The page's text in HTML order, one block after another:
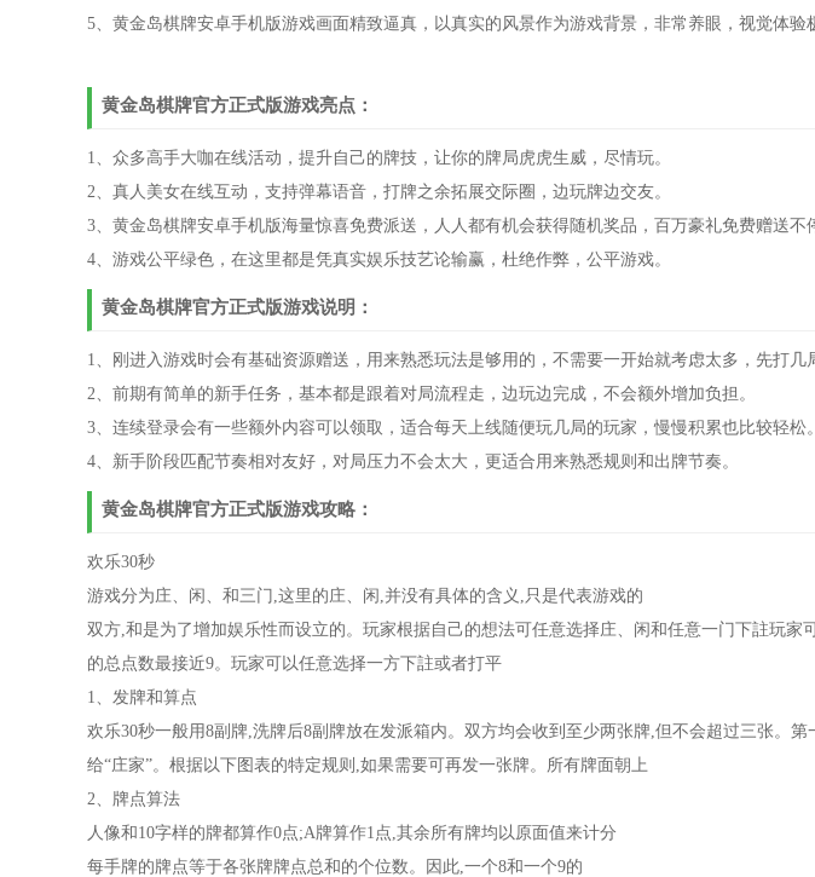
5、黄金岛棋牌安卓手机版游戏画面精致逼真，以真实的风景作为游戏背景，非常养眼，视觉体验
黄金岛棋牌官方正式版游戏亮点：
1、众多高手大咖在线活动，提升自己的牌技，让你的牌局虎虎生威，尽情玩。
2、真人美女在线互动，支持弹幕语音，打牌之余拓展交际圈，边玩牌边交友。
3、黄金岛棋牌安卓手机版海量惊喜免费派送，人人都有机会获得随机奖品，百万豪礼免费赠送不
4、游戏公平绿色，在这里都是凭真实娱乐技艺论输赢，杜绝作弊，公平游戏。
黄金岛棋牌官方正式版游戏说明：
1、刚进入游戏时会有基础资源赠送，用来熟悉玩法是够用的，不需要一开始就考虑太多，先打几
2、前期有简单的新手任务，基本都是跟着对局流程走，边玩边完成，不会额外增加负担。
3、连续登录会有一些额外内容可以领取，适合每天上线随便玩几局的玩家，慢慢积累也比较轻松。
4、新手阶段匹配节奏相对友好，对局压力不会太大，更适合用来熟悉规则和出牌节奏。
黄金岛棋牌官方正式版游戏攻略：
欢乐30秒
游戏分为庄、闲、和三门,这里的庄、闲,并没有具体的含义,只是代表游戏的
双方,和是为了增加娱乐性而设立的。玩家根据自己的想法可任意选择庄、闲和任意一门下註玩家
的总点数最接近9。玩家可以任意选择一方下註或者打平
1、发牌和算点
欢乐30秒一般用8副牌,洗牌后8副牌放在发派箱内。双方均会收到至少两张牌,但不会超过三张。
给“庄家”。根据以下图表的特定规则,如果需要可再发一张牌。所有牌面朝上
2、牌点算法
人像和10字样的牌都算作0点;A牌算作1点,其余所有牌均以原面值来计分
每手牌的牌点等于各张牌牌点总和的个位数。因此,一个8和一个9的